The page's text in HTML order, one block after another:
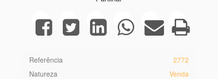
Referência
2772
Natureza
Venda